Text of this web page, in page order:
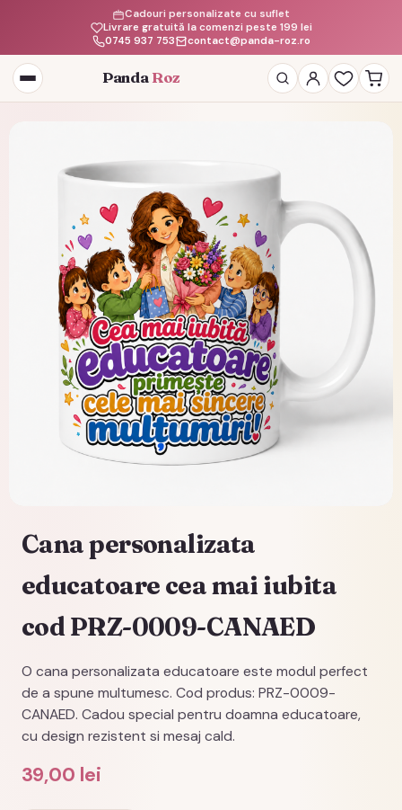
Livrare gratuită la comenzi peste 199 lei
Cadouri personalizate cu suflet
0745 937 753
contact@panda-roz.ro
Deschide
meniul
Panda Roz
Cana personalizata
educatoare cea mai iubita
cod PRZ-0009-CANAED
O cana personalizata educatoare este modul perfect
de a spune multumesc. Cod produs: PRZ-0009-
CANAED. Cadou special pentru doamna educatoare,
cu design rezistent si mesaj cald.
39,00 lei